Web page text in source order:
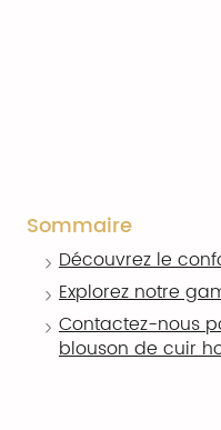
Sommaire
Découvrez le
Explorez notre
Contactez-nous
blouson de cuir